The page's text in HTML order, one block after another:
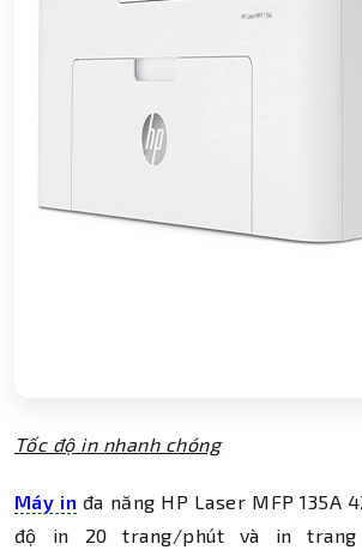
Tốc độ in nhanh chóng
Máy in đa năng HP Laser MFP 135A
độ in 20 trang/phút và in